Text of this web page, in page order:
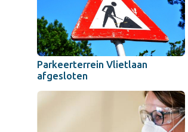
Parkeerterrein Vlietlaan
afgesloten